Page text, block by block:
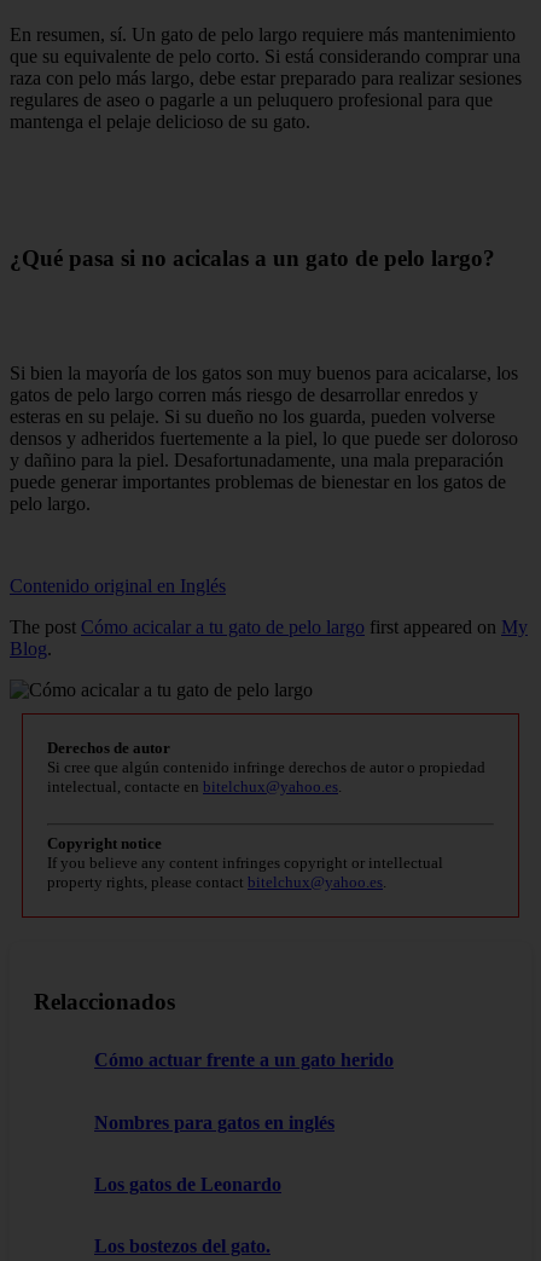
En resumen, sí. Un gato de pelo largo requiere más mantenimiento
que su equivalente de pelo corto. Si está considerando comprar una
raza con pelo más largo, debe estar preparado para realizar sesiones
regulares de aseo o pagarle a un peluquero profesional para que
mantenga el pelaje delicioso de su gato.
¿Qué pasa si no acicalas a un gato de pelo largo?
Si bien la mayoría de los gatos son muy buenos para acicalarse, los
gatos de pelo largo corren más riesgo de desarrollar enredos y
esteras en su pelaje. Si su dueño no los guarda, pueden volverse
densos y adheridos fuertemente a la piel, lo que puede ser doloroso
y dañino para la piel. Desafortunadamente, una mala preparación
puede generar importantes problemas de bienestar en los gatos de
pelo largo.
Contenido original en Inglés
The post Cómo acicalar a tu gato de pelo largo first appeared on My
Blog.
Derechos de autor
Si cree que algún contenido infringe derechos de autor o propiedad
intelectual, contacte en bitelchux@yahoo.es
Copyright notice
If you believe any content infringes copyright or intellectual
property rights, please contact bitelchux@yahoo.es
Relaccionados
Cómo actuar frente a un gato herido
Nombres para gatos en inglés
Los gatos de Leonardo
Los bostezos del gato.